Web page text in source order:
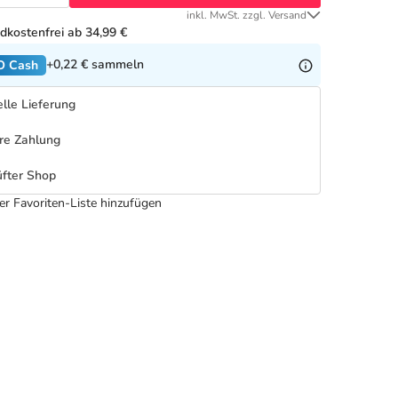
inkl. MwSt. zzgl. Versand
ab 34,99 €
Cash +0,22 € sammeln
Lieferung
Zahlung
Shop
Favoriten-Liste hinzufügen